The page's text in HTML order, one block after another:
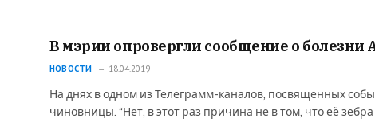
В мэрии опровергли сообщение о
НОВОСТИ 18.04.2019
На днях в одном из Телеграмм-каналов, посвященных
чиновницы. “Нет, в этот раз причина не в том, что её